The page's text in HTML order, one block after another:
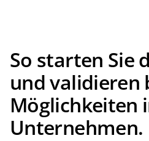
So starten Sie
und validieren
Möglichkeiten
Unternehmen.